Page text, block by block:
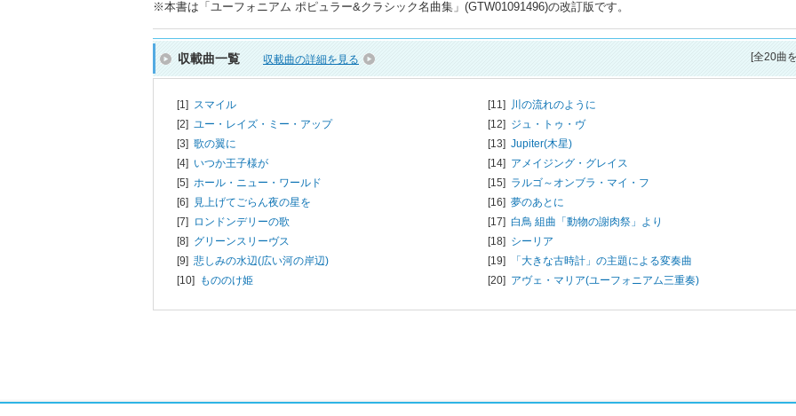
※本書は「ユーフォニアム ポピュラー&クラシック名曲集」(GTW01091496)の改訂版です。
収載曲一覧 収載曲の詳細を見る [全20曲
[1] スマイル
[2] ユー・レイズ・ミー・アップ
[3] 歌の翼に
[4] いつか王子様が
[5] ホール・ニュー・ワールド
[6] 見上げてごらん夜の星を
[7] ロンドンデリーの歌
[8] グリーンスリーヴス
[9] 悲しみの水辺(広い河の岸辺)
[10] もののけ姫
[11] 川の流れのように
[12] ジュ・トゥ・ヴ
[13] Jupiter(木星)
[14] アメイジング・グレイス
[15] ラルゴ～オンブラ・マイ・フ
[16] 夢のあとに
[17] 白鳥 組曲「動物の謝肉祭」より
[18] シーリア
[19]
「大きな古時計」の主題による変奏曲
[20] アヴェ・マリア(ユーフォニアム三重奏)